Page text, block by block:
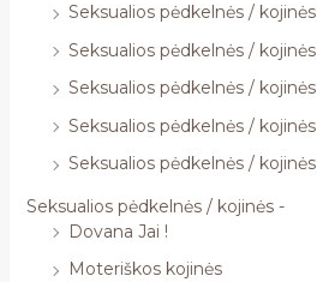
Seksualios pėdkelnės / kojinės
Seksualios pėdkelnės / kojinės
Seksualios pėdkelnės / kojinės
Seksualios pėdkelnės / kojinės
Seksualios pėdkelnės / kojinės
Seksualios pėdkelnės / kojinės -
Dovana Jai !
Moteriškos kojinės